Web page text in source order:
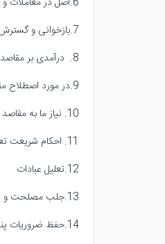
7.بازخوانی و گسترش دیدگاه فنایی در تفکیک باب عبادات از معاملات
8. درآمدی بر مقاصد شریعت
9.در مورد اصطلاح مقاصد شریعت
10. نیاز ما به مقاصد شریعت
11. احکام شریعت تعبدی یا هدفدار
12.تعلیل عبادات
13.جلب مصلحت و دفع مفسده
14.حفظ ضروریات پنجگانه